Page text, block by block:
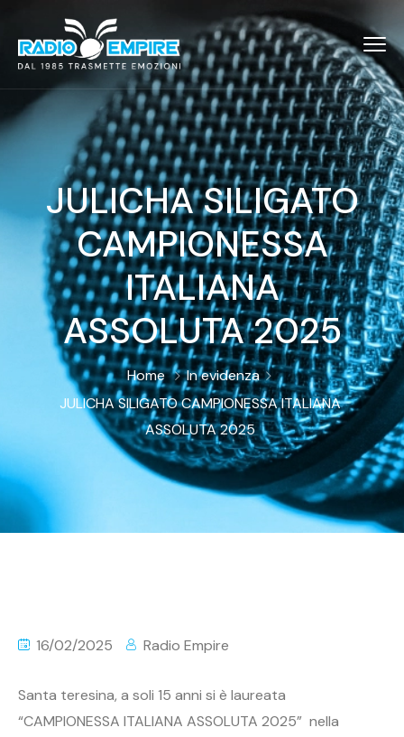
JULICHA SILIGATO
CAMPIONESSA
ITALIANA
ASSOLUTA 2025
Home
In evidenza
JULICHA SILIGATO CAMPIONESSA ITALIANA
ASSOLUTA 2025
16/02/2025 Radio Empire
Santa teresina, a soli 15 anni si è laureata
“CAMPIONESSA ITALIANA ASSOLUTA 2025” nella